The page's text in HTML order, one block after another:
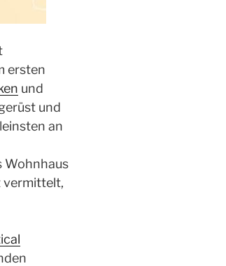
ersten
und
und
an
Wohnhaus
vermittelt,